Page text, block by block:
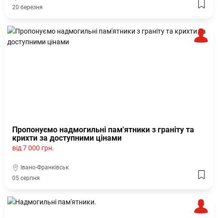
20 березня
Пропонуємо надмогильні пам'ятники з граніту та
крихти за доступними цінами
від 7 000 грн.
Івано-Франківськ
05 серпня